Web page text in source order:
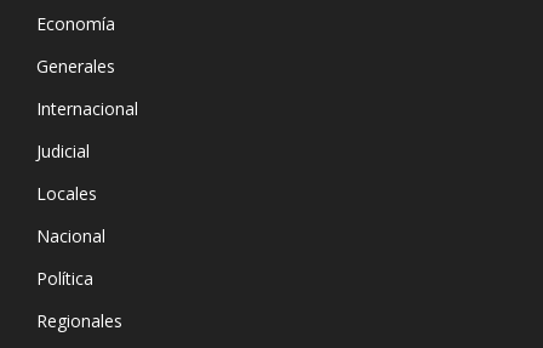
Economía
Generales
Internacional
Judicial
Locales
Nacional
Política
Regionales